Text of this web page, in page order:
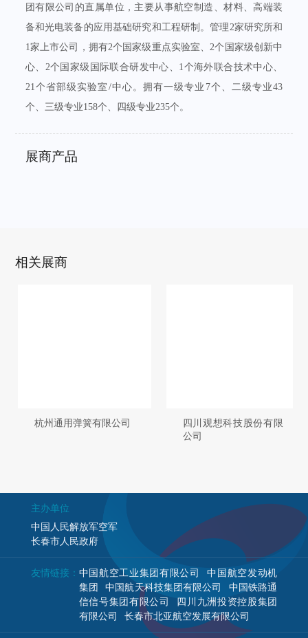
团有限公司的直属单位，主要从事航空制造、材料、高端装
备和光电装备的应用基础研究和工程研制。管理2家研究所和
1家上市公司，拥有2个国家级重点实验室、2个国家级创新中
心、2个国家级国际联合研发中心、1个海外联合技术中心、
21个省部级实验室/中心。拥有一级专业7个、二级专业43
个、三级专业158个、四级专业235个。
展商产品
相关展商
杭州通用弹簧有限公司
四川观想科技股份有限
公司
主办单位
中国人民解放军空军
长春市人民政府
友情链接： 中国航空工业集团有限公司
中国航空发动机
集团
中国航天科技集团有限公司
中国铁路通
信信号集团有限公司
四川九洲投资控股集团
有限公司
长春市北亚航空发展有限公司